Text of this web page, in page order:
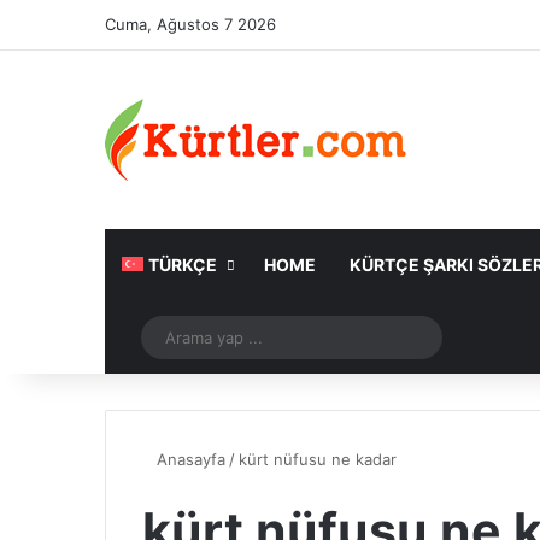
Cuma, Ağustos 7 2026
TÜRKÇE HOME KÜRTÇE ŞARKI
Rastgele Makale
yap
Anasayfa / kürt nüfusu ne kadar